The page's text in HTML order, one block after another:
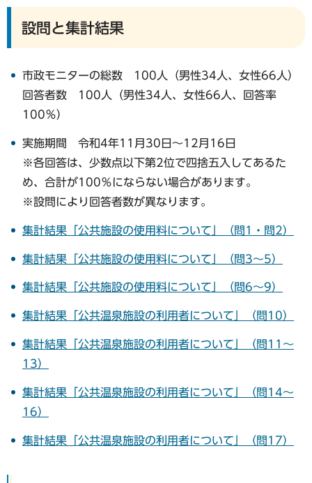
設問と集計結果
市政モニターの総数 100人（男性34人、女性66人）
回答者数 100人（男性34人、女性66人、回答率
100％）
実施期間 令和4年11月30日～12月16日
※各回答は、少数点以下第2位で四捨五入してあるた
め、合計が100％にならない場合があります。
※設問により回答者数が異なります。
集計結果「公共施設の使用料について」（問1・問2）
集計結果「公共施設の使用料について」（問3～5）
集計結果「公共施設の使用料について」（問6～9）
集計結果「公共温泉施設の利用者について」（問10）
集計結果「公共温泉施設の利用者について」（問11～
13）
集計結果「公共温泉施設の利用者について」（問14～
16）
集計結果「公共温泉施設の利用者について」（問17）